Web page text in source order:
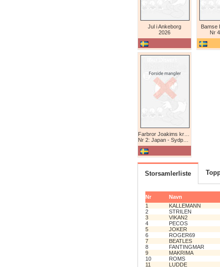
Jul i Ankeborg
2026
Bamse
Nr
Nr 2: Japan - Sydpolen - Afrika
Storsamlerliste
Nr
Navn
1
KALLEMANN
2
STRILEN
3
VIKAN2
4
PECOS
5
JOKER
6
ROGER69
7
BEATLES
8
FANTINGMAR
9
MAKRIMA
10
ROMS
11
LUDDE